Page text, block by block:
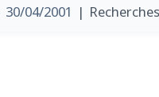
04/2001 |